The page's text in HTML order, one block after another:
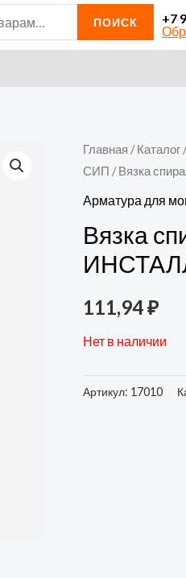
ПОИСК
+7
Главная /Каталог
СИП / Вязка
Арматура для
Вязка
111,94₽
Нет в наличии
Артикул: 17010